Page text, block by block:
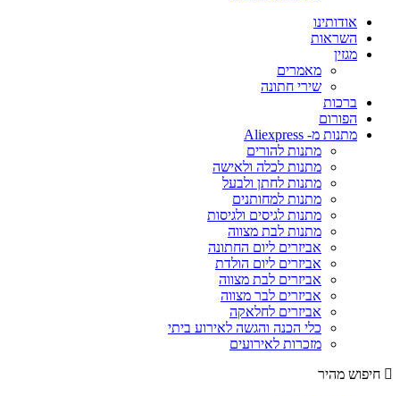
אודותינו
השראות
מגזין
מאמרים
שירי חתונה
ברכות
הפורום
מתנות מ- Aliexpress
מתנות להורים
מתנות לכלה ולאישה
מתנות לחתן ולבעל
מתנות למחותנים
מתנות לגיסים ולגיסות
מתנות לבת מצווה
אביזרים ליום החתונה
אביזרים ליום הולדת
אביזרים לבת מצווה
אביזרים לבר מצווה
אביזרים לחלאקה
כלי הכנה והגשה לאירוע ביתי
מזכרות לאירועים
חיפוש מהיר